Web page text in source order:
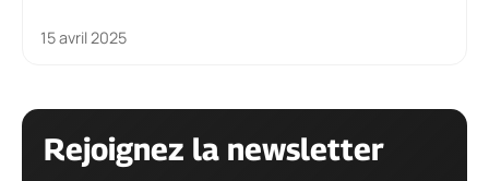
15 avril 2025
Rejoignez la newsletter